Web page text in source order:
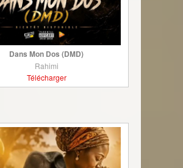
Dans Mon Dos (DMD)
Rahimi
Télécharger